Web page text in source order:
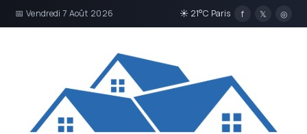
📅 Vendredi 7 Août 2026 ☀ 21°C Paris f 𝕏 ◎